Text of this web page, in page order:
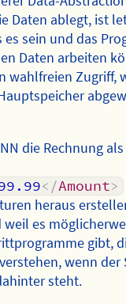
Daten ablegt, ist
sein und das
Daten arbeiten
wahlfreien Zugriff,
die Rechnung als
</Amount>
heraus
es
gibt,
wenn der
steht.